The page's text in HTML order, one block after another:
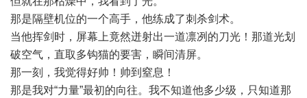
那是隔壁机位的一个高手，他练成了刺杀剑术。
当他挥剑时，屏幕上竟然迸射出一道凛冽的刀光！那道光划
破空气，直取多钩猫的要害，瞬间清屏。
那一刻，我觉得好帅！帅到窒息！
那是我对“力量”最初的向往。我不知道他多少级，只知道那